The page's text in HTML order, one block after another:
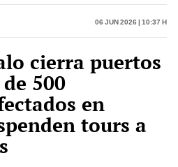
06 Jun 2026 | 10:37 h
cierra puertos
500
en
tours a